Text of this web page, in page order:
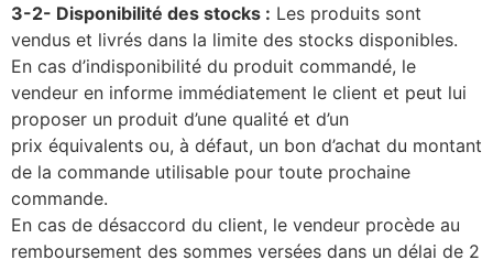
3-2- Disponibilité des stocks : Les produits sont
vendus et livrés dans la limite des stocks disponibles.
En cas d’indisponibilité du produit commandé, le
vendeur en informe immédiatement le client et peut lui
proposer un produit d’une qualité et d’un
prix équivalents ou, à défaut, un bon d’achat du montant
de la commande utilisable pour toute prochaine
commande.
En cas de désaccord du client, le vendeur procède au
remboursement des sommes versées dans un délai de 2